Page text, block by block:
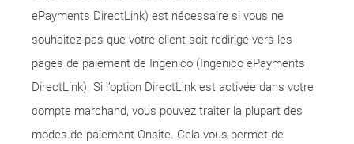
ePayments DirectLink) est nécessaire si vous ne
souhaitez pas que votre client soit redirigé vers les
pages de paiement de Ingenico (Ingenico ePayments
DirectLink). Si l’option DirectLink est activée dans votre
compte marchand, vous pouvez traiter la plupart des
modes de paiement Onsite. Cela vous permet de